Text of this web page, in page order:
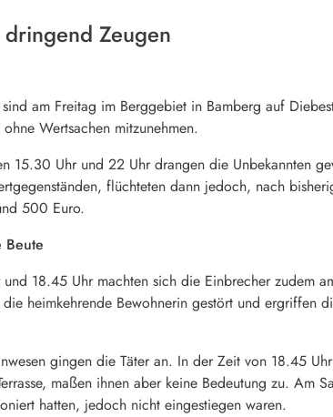
Zeugen
sind am Freitag im Berggebiet in Bamberg auf
Wertsachen mitzunehmen.
15.30 Uhr und 22 Uhr drangen die Unbekannten
flüchteten dann jedoch, nach
500 Euro.
Beute
18.45 Uhr machten sich die Einbrecher zudem
heimkehrende Bewohnerin gestört und ergriffen
gingen die Täter an. In der Zeit von 18.45
maßen ihnen aber keine Bedeutung zu. Am
hatten, jedoch nicht eingestiegen waren.